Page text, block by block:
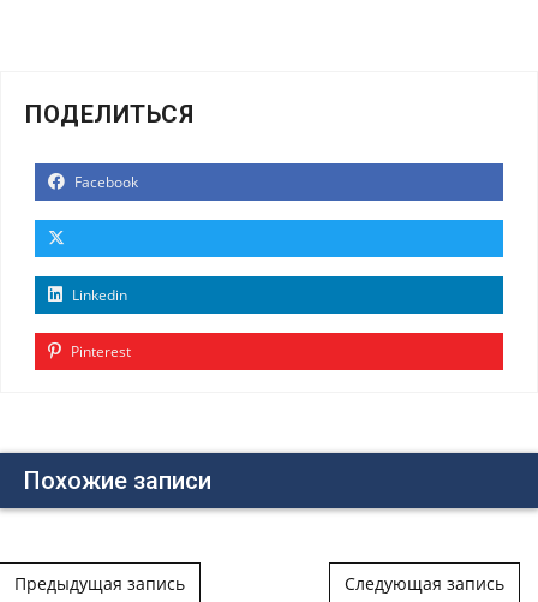
ПОДЕЛИТЬСЯ
Facebook
Linkedin
Pinterest
Похожие записи
Post navigation
Предыдущая запись Следующая запись